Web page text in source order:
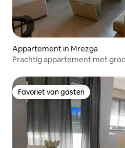
Appartement in Mrezga
Prachtig appartement met
Favoriet van gasten
Favoriet van gasten